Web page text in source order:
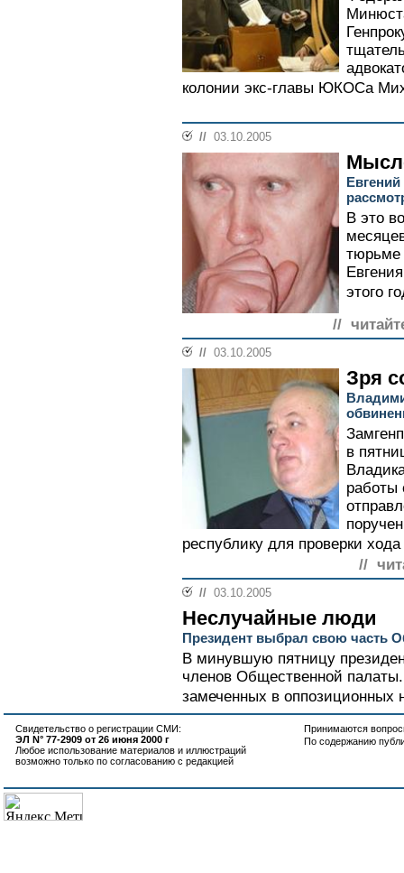
колонии экс-главы ЮКОСа
// 03.10.2005
В это
тюрьме
этого
//
// 03.10.2005
Зря
в
работы
республику для проверки
//
// 03.10.2005
Неслучайные люди
Президент выбрал свою часть
В минувшую пятницу
членов Общественной
замеченных в оппозиционных
Свидетельство о регистрации СМИ:
ЭЛ N° 77-2909 от 26 июня 2000 г
Любое использование материалов и иллюстраций
возможно только по согласованию с редакцией
Принимаются
По содержанию